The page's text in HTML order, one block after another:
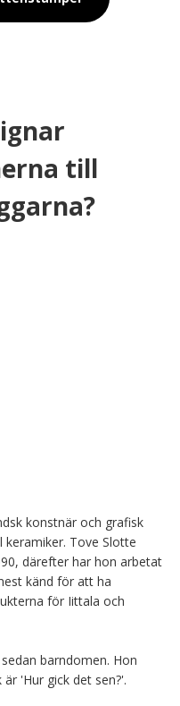
till
konstnär och grafisk
Tove Slotte
därefter har hon arbetat
känd för att ha
för Iittala och
barndomen. Hon
'Hur gick det sen?'.